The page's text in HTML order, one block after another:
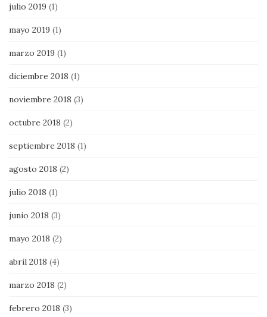
julio 2019 (1)
mayo 2019 (1)
marzo 2019 (1)
diciembre 2018 (1)
noviembre 2018 (3)
octubre 2018 (2)
septiembre 2018 (1)
agosto 2018 (2)
julio 2018 (1)
junio 2018 (3)
mayo 2018 (2)
abril 2018 (4)
marzo 2018 (2)
febrero 2018 (3)